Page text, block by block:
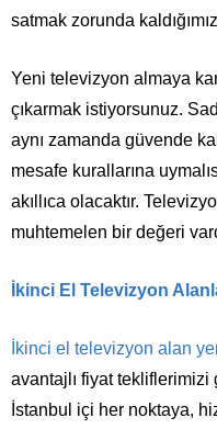
satmak zorunda
Yeni televizyon almaya
çıkarmak istiyorsunuz.
aynı zamanda güvende
mesafe kurallarına
akıllıca olacaktır.
muhtemelen bir değeri
İkinci El Televizyon
İkinci el televizyon alan
avantajlı fiyat
İstanbul içi her noktaya,